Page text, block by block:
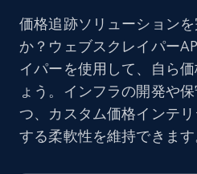
価格追跡ソリューション
か？ウェブスクレイパー
イパーを使用して、自ら
ょう。インフラの開発や
つ、カスタム価格インテ
する柔軟性を維持できます